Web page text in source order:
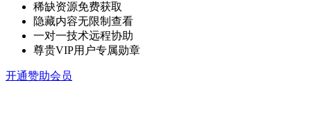
稀缺资源免费获取
隐藏内容无限制查看
一对一技术远程协助
尊贵VIP用户专属勋章
开通赞助会员